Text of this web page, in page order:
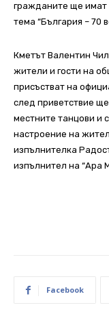
гражданите ще имат
тема “България – 70
Кметът Валентин
жители и гости на
присъстват на
след приветствие
местните танцови и
настроение на
изпълнителка
изпълнител на “Ара
Facebook